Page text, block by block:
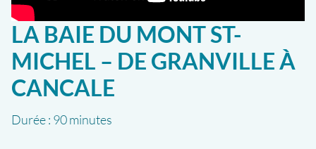
LA BAIE DU MONT ST-
MICHEL – DE GRANVILLE À
CANCALE
Durée : 90 minutes